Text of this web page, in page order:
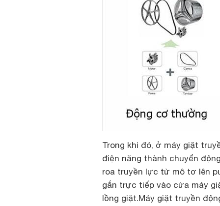
Trong khi đó, ở máy giặt
điện năng thành chuyển
roa truyền lực từ mô tơ lên
gắn trực tiếp vào cửa máy
lồng giặt.Máy giặt truyền